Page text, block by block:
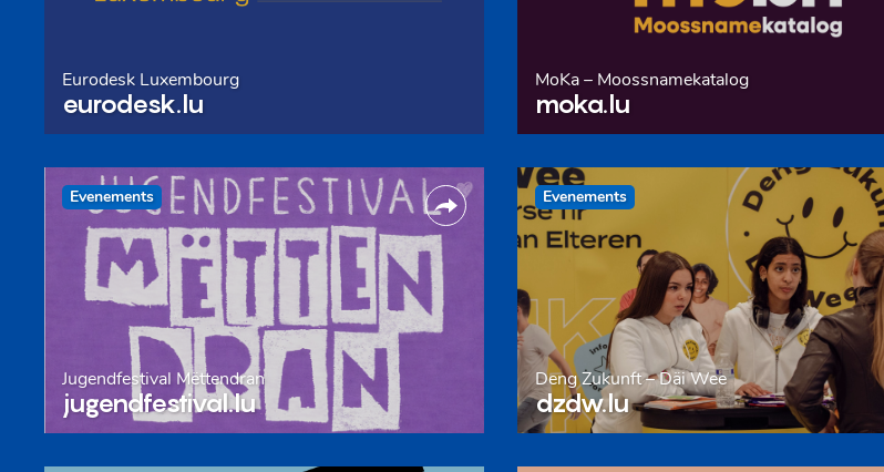
Eurodesk Luxembourg
eurodesk.lu
MoKa – Moossnamekatalog
moka.lu
Evenements
Jugendfestival Mëttendran
jugendfestival.lu
Evenements
Deng Zukunft – Däi Wee
dzdw.lu